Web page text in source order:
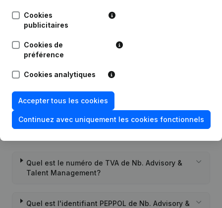
Succursale, etc...)
Quel est le numéro de TVA de Nb. Advisory &
Talent Management?
Quel est l'identifiant PEPPOL de Nb. Advisory &
Cookies
publicitaires
Cookies de
préférence
Cookies analytiques
Accepter tous les cookies
Continuez avec uniquement les cookies fonctionnels